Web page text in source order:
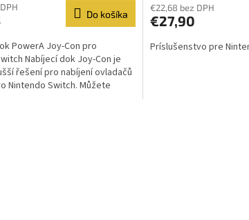
Do košíka
PowerA Joy-Con pro
Nabíjecí dok Joy-Con je
řešení pro nabíjení ovladačů
Nintendo Switch. Můžete
€22,68 bez DPH
€27,90
Príslušenstvo pre